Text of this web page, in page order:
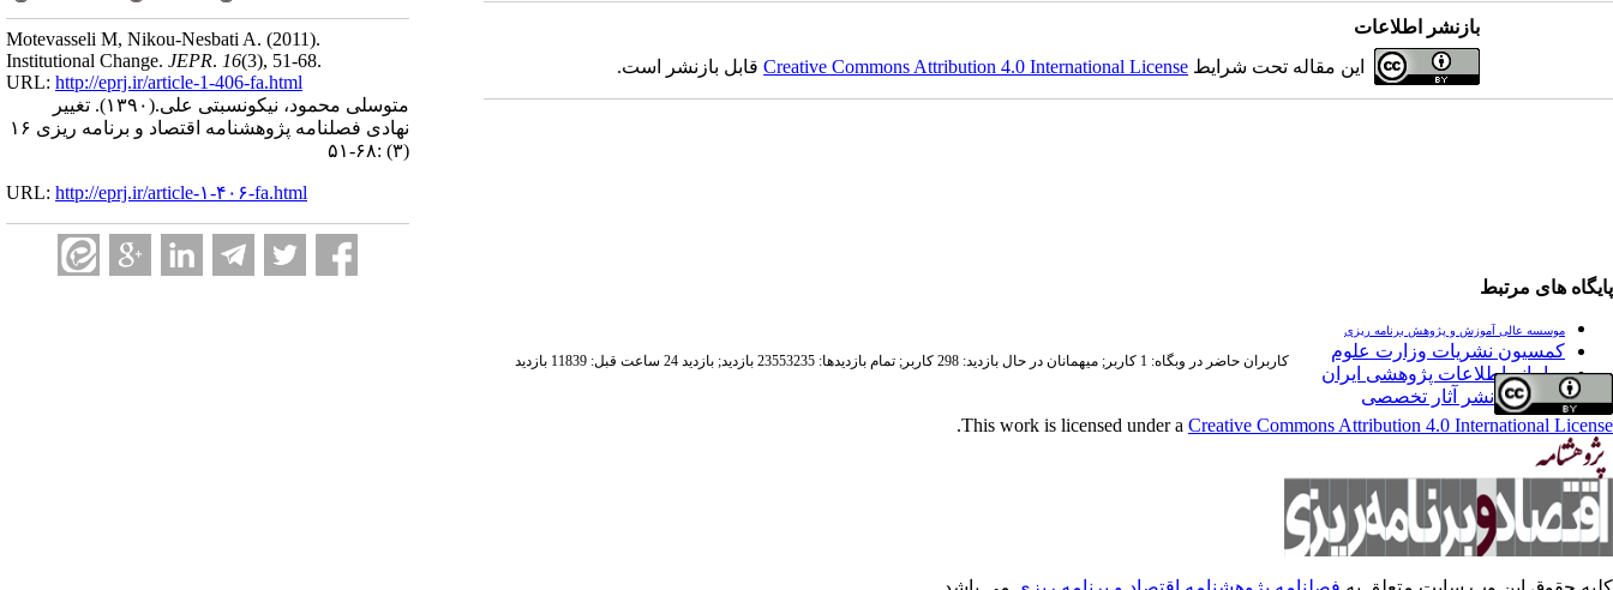
Motevasseli M, Nikou-Nesbati A. (2011).
Institutional Change. JEPR. 16(3), 51-68.
URL: http://eprj.ir/article-1-406-fa.html
متوسلی محمود، نیکونسبتی علی.(۱۳۹۰).
تغییر
نهادی فصلنامه پژوهشنامه اقتصاد و برنامه ریزی ۱۶
(۳) :۶۸-۵۱
URL: http://eprj.ir/article-۱-۴۰۶-fa.html
بازنشر اطلاعات
این مقاله تحت شرایط Creative Commons Attribution 4.0 International Licenseقابل بازنشر است.
پایگاه های مرتبط
موسسه عالی آموزش و پژوهش برنامه ریزی
کمسیون نشریات وزارت علوم
سامانه اطلاعات پژوهشی ایران
فراخوان نشر آثار تخصصی
کاربران حاضر در وبگاه: 1 کاربر; میهمانان در حال بازدید: 298 کاربر; تمام بازدید‌ها: 23553235 بازدید; بازدید 24 ساعت قبل: 11839 بازدید
This work is licensed under a Creative Commons Attribution 4.0 International License
.